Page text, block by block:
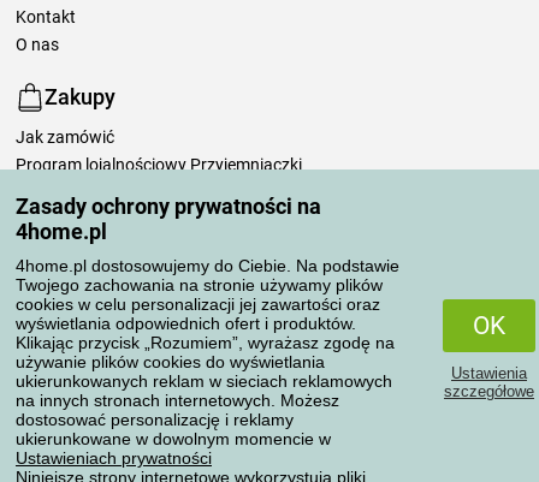
Zasady ochrony prywatności na
4home.pl
4home.pl dostosowujemy do Ciebie. Na podstawie
Twojego zachowania na stronie używamy plików
cookies w celu personalizacji jej zawartości oraz
wyświetlania odpowiednich ofert i produktów.
Klikając przycisk „Rozumiem”, wyrażasz zgodę na
używanie plików cookies do wyświetlania
ukierunkowanych reklam w sieciach reklamowych
na innych stronach internetowych. Możesz
dostosować personalizację i reklamy
ukierunkowane w dowolnym momencie w
Ustawieniach prywatności
Niniejsze strony internetowe wykorzystują pliki
OK
Ustawienia
szczegółowe
Kontakt
O nas
Zakupy
Jak zamówić
Program lojalnościowy Przyjemniaczki
Możliwości płatności
Dlaczego warto kupować u nas
Ustawienia prywatności
Regulamin
Pielęgnacja pościeli
Twoje zamówienia
Moje konto
Moje zamówienia
Reklamacje